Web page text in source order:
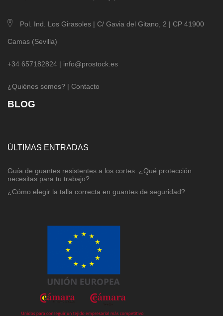
Pol. Ind. Los Girasoles | C/ Gavia del Gitano, 2 | CP 41900
Camas (Sevilla)
+34 657182824 | info@prostock.es
¿Quiénes somos? | Contacto
BLOG
ÚLTIMAS ENTRADAS
Guía de guantes resistentes a los cortes. ¿Qué protección
necesitas para tu trabajo?
¿Cómo elegir la talla correcta en guantes de seguridad?